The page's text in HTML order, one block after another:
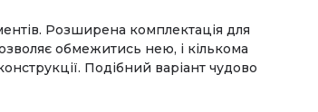
Розширена комплектація для
обмежитись нею, і кількома
Подібний варіант чудово